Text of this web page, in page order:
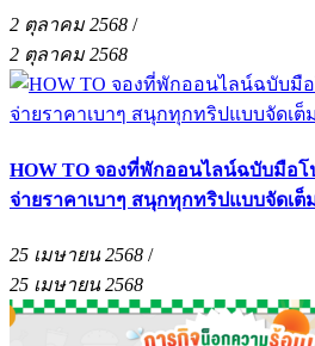
2 ตุลาคม 2568 /
2 ตุลาคม 2568
HOW TO จองที่พักออนไลน์ฉบับมือโ
จ่ายราคาเบาๆ สนุกทุกทริปแบบจัดเต็
25 เมษายน 2568 /
25 เมษายน 2568